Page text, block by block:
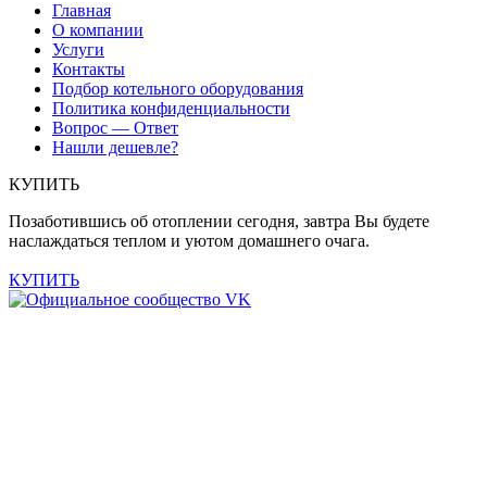
Главная
О компании
Услуги
Контакты
Подбор котельного оборудования
Политика конфиденциальности
Вопрос — Ответ
Нашли дешевле?
КУПИТЬ
Позаботившись об отоплении сегодня, завтра Вы будете
наслаждаться теплом и уютом домашнего очага.
КУПИТЬ